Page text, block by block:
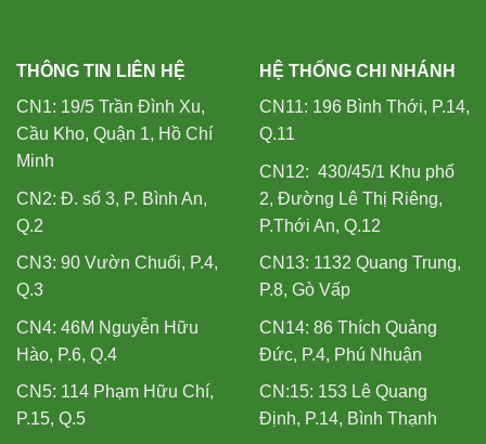
THÔNG TIN LIÊN HỆ
CN1: 19/5 Trần Đình Xu,
Cầu Kho, Quận 1, Hồ Chí
Minh
CN2: Đ. số 3, P. Bình An,
Q.2
CN3: 90 Vườn Chuối, P.4,
Q.3
CN4: 46M Nguyễn Hữu
Hào, P.6, Q.4
CN5: 114 Phạm Hữu Chí,
P.15, Q.5
HỆ THỐNG CHI NHÁNH
CN11: 196 Bình Thới, P.14,
Q.11
CN12: 430/45/1 Khu phố
2, Đường Lê Thị Riêng,
P.Thới An, Q.12
CN13: 1132 Quang Trung,
P.8, Gò Vấp
CN14: 86 Thích Quảng
Đức, P.4, Phú Nhuận
CN:15: 153 Lê Quang
Định, P.14, Bình Thạnh